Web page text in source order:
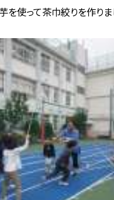
を使って茶巾絞りを作りま